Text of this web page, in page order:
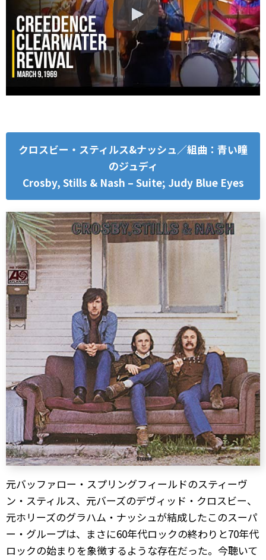
クロスビー・スティルス&ナッシュ／組曲：青い瞳
のジュディ
Crosby, Stills & Nash – Suite; Judy Blue Eyes
元バッファロー・スプリングフィールドのスティーヴ
ン・スティルス、元バーズのデヴィッド・クロスビー、
元ホリーズのグラハム・ナッシュが結成したこのスーパ
ー・グループは、まさに60年代ロックの終わりと70年代
ロックの始まりを象徴するような存在だった。今聴いて